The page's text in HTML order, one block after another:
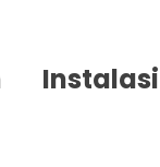
Instalasi